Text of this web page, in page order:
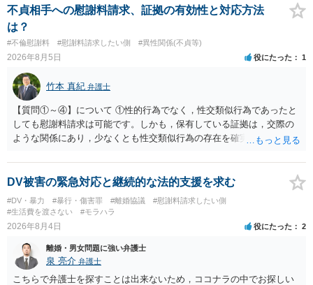
は、結局所轄だと思われますので、やはり結論は変わらないかもしれ
ないです。 一度、最寄りの「刑事に強い」とうたっている弁護士に相
談してみてはいかがでしょうか。 以上、ご参考まで。
不貞相手への慰謝料請求、証拠の有効性と対応方法
は？
#不倫慰謝料 #慰謝料請求したい側 #異性関係(不貞等)
2026年8月5日 役にたった 1
竹本 真紀 弁護士
【質問①～④】について ①性的行為でなく，性交類似行為であったと
しても慰謝料請求は可能です。しかも，保有している証拠は，交際の
ような関係にあり，少なくとも性交類似行為の存在を確実に証明でき
ことを窺わせるものです。）。ですから，慰謝料請求を進めることで
よいと思います。 ただ．慰謝料額については，婚姻破綻に至っていな
いとして，この点を考慮されることになるかもしれません。 ②夫との
今後のことを考えて書いてもらうか否かを検討するのがよいと思いま
す。今ある証拠以上のことを証明（証明力を強めることも含む）でき
う。慰謝料請求としては証拠として使えることが前提であり，その価
値と夫との関係との均衡のように思います。 ③行政書士に委任をして
いるのであれば，どのような内容の委任なのか不明ですが，その行政
DV被害の緊急対応と継続的な法的支援を求む
#DV・暴力 #暴行・傷害罪 #離婚協議
#慰謝料請求したい側
#生活費を渡さない
#モラハラ
2026年8月4日 役にたった 2
離婚・男女問題に強い弁護士
泉 亮介 弁護士
こちらで弁護士を探すことは出来ないため，ココナラの中でお探しい